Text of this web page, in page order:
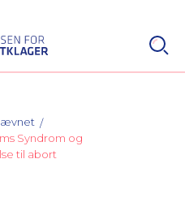
Syndrom og
til abort